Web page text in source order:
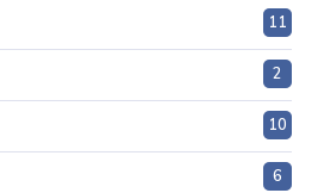
11
2
10
6